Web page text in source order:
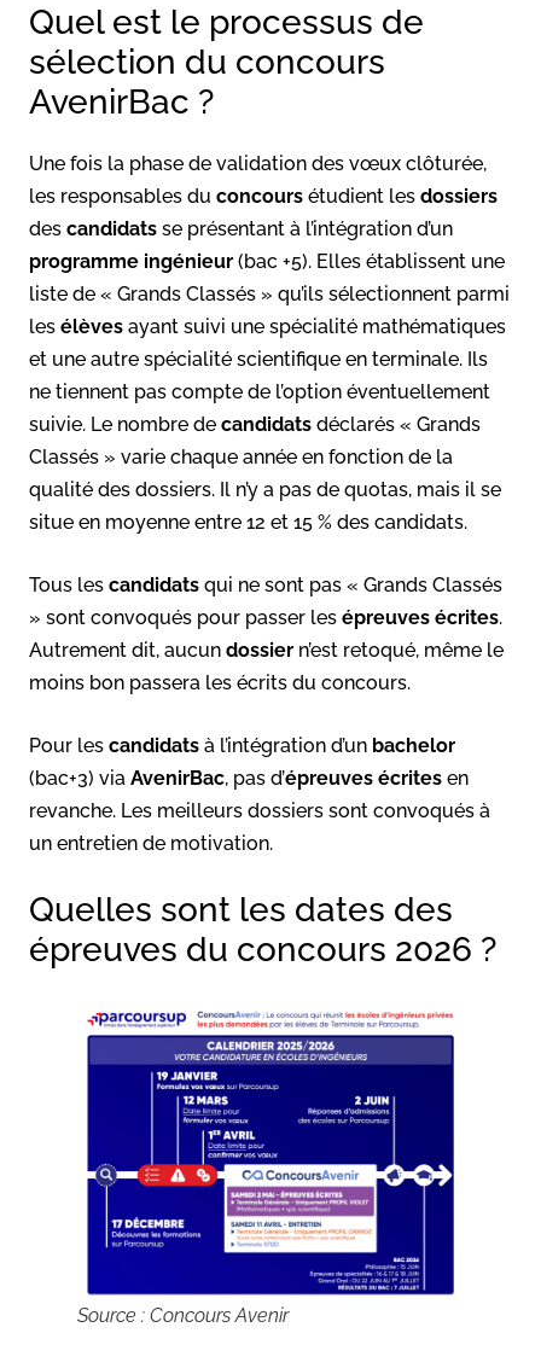
Quel est le processus de
sélection du concours
AvenirBac ?
Une fois la phase de validation des vœux clôturée,
les responsables du concours étudient les dossiers
des candidats se présentant à l’intégration d’un
programme ingénieur (bac +5). Elles établissent une
liste de « Grands Classés » qu’ils sélectionnent parmi
les élèves ayant suivi une spécialité mathématiques
et une autre spécialité scientifique en terminale. Ils
ne tiennent pas compte de l’option éventuellement
suivie. Le nombre de candidats déclarés « Grands
Classés » varie chaque année en fonction de la
qualité des dossiers. Il n’y a pas de quotas, mais il se
situe en moyenne entre 12 et 15 % des candidats.
Tous les candidats qui ne sont pas « Grands Classés
» sont convoqués pour passer les épreuves écrites.
Autrement dit, aucun dossier n’est retoqué, même le
moins bon passera les écrits du concours.
Pour les candidats à l’intégration d’un bachelor
(bac+3) via AvenirBac, pas d’épreuves écrites en
revanche. Les meilleurs dossiers sont convoqués à
un entretien de motivation.
Quelles sont les dates des
épreuves du concours 2026 ?
Source : Concours Avenir